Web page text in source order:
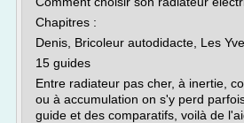
Chapitres :
Denis, Bricoleur autodidacte, Les
15 guides
Entre radiateur pas cher, à inertie,
ou à accumulation on s'y perd
guide et des comparatifs, voilà de